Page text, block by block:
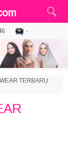
-
TERBARU